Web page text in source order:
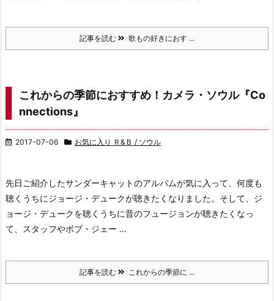
記事を読む 歌もの好きにおす ...
これからの季節におすすめ！カメラ・ソウル『Co
nnections』
2017-07-06 お気に入り Ｒ&Ｂ / ソウル
先日ご紹介したサンダーキャットのアルバムが気に入って、 何度も
聴くうちにジョージ・デュークが聴きたくなりました。 そして、ジ
ョージ・デュークを聴くうちに昔のフュージョンが聴きたくなっ
て、スタッフやボブ・ジェー ...
記事を読む これからの季節に ...